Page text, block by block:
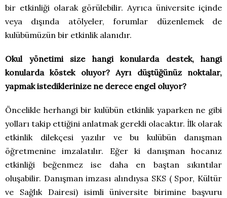
bir etkinliği olarak görülebilir. Ayrıca üniversite içinde
veya dışında atölyeler, forumlar düzenlemek de
kulübümüzün bir etkinlik alanıdır.
Okul yönetimi size hangi konularda destek, hangi
konularda köstek oluyor? Ayrı düştüğünüz noktalar,
yapmak istediklerinize ne derece engel oluyor?
Öncelikle herhangi bir kulübün etkinlik yaparken ne gibi
yolları takip ettiğini anlatmak gerekli olacaktır. İlk olarak
etkinlik dilekçesi yazılır ve bu kulübün danışman
öğretmenine imzalatılır. Eğer ki danışman hocanız
etkinliği beğenmez ise daha en baştan sıkıntılar
oluşabilir. Danışman imzası alındıysa SKS ( Spor, Kültür
ve Sağlık Dairesi) isimli üniversite birimine başvuru